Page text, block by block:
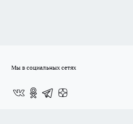
Мы в социальных сетях